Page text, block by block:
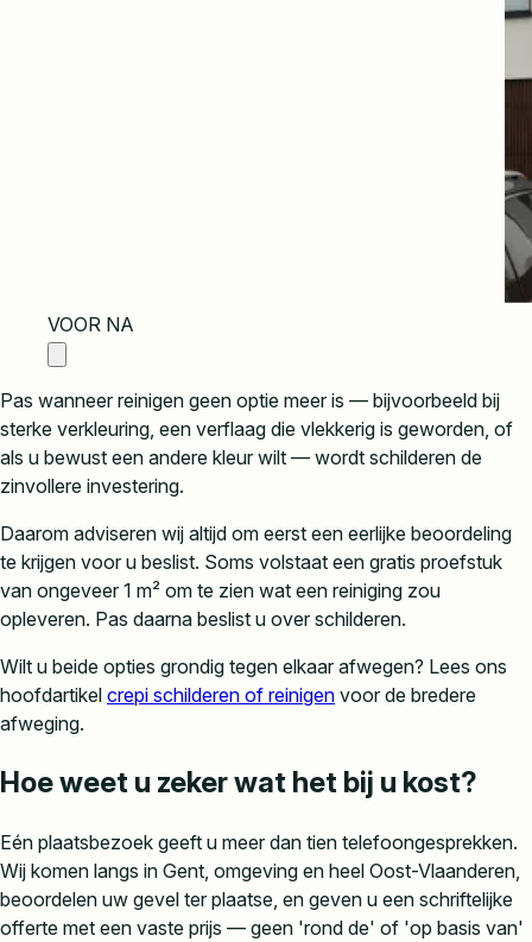
VOOR NA
Pas wanneer reinigen geen optie meer is — bijvoorbeeld bij
sterke verkleuring, een verflaag die vlekkerig is geworden, of
als u bewust een andere kleur wilt — wordt schilderen de
zinvollere investering.
Daarom adviseren wij altijd om eerst een eerlijke beoordeling
te krijgen voor u beslist. Soms volstaat een gratis proefstuk
van ongeveer 1 m² om te zien wat een reiniging zou
opleveren. Pas daarna beslist u over schilderen.
Wilt u beide opties grondig tegen elkaar afwegen? Lees ons
hoofdartikel crepi schilderen of reinigen voor de bredere
afweging.
Hoe weet u zeker wat het bij u kost?
Eén plaatsbezoek geeft u meer dan tien telefoongesprekken.
Wij komen langs in Gent, omgeving en heel Oost-Vlaanderen,
beoordelen uw gevel ter plaatse, en geven u een schriftelijke
offerte met een vaste prijs — geen 'rond de' of 'op basis van'